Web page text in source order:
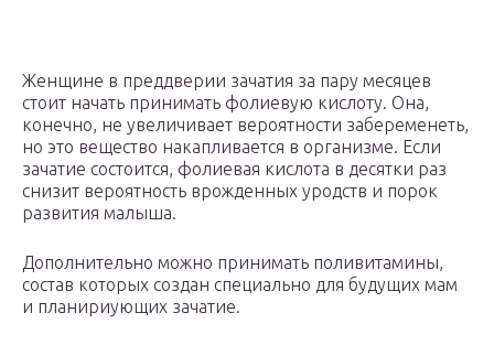
Женщине в преддверии зачатия за пару месяцев
стоит начать принимать фолиевую кислоту. Она,
конечно, не увеличивает вероятности забеременеть,
но это вещество накапливается в организме. Если
зачатие состоится, фолиевая кислота в десятки раз
снизит вероятность врожденных уродств и порок
развития малыша.
Дополнительно можно принимать поливитамины,
состав которых создан специально для будущих мам
и планириующих зачатие.